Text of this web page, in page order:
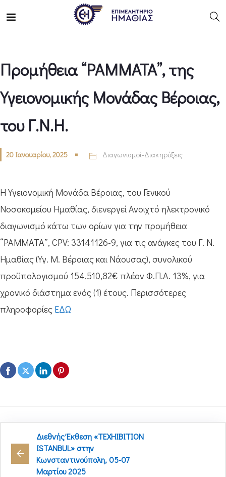
Προμήθεια “ΡΑΜΜΑΤΑ”, της
Υγειονομικής Μονάδας Βέροιας,
του Γ.Ν.Η.
20 Ιανουαρίου, 2025 Διαγωνισμοί-Διακηρύξεις
Η Υγειονομική Μονάδα Βέροιας, του Γενικού
Νοσοκομείου Ημαθίας, διενεργεί Ανοιχτό ηλεκτρονικό
διαγωνισμό κάτω των ορίων για την προμήθεια
“ΡΑΜΜΑΤΑ”, CPV: 33141126-9, για τις ανάγκες του Γ. Ν.
Ημαθίας (Υγ. Μ. Βέροιας και Νάουσας), συνολικού
προϋπολογισμού 154.510,82€ πλέον Φ.Π.Α. 13%, για
χρονικό διάστημα ενός (1) έτους. Περισσότερες
πληροφορίες ΕΔΩ
Διεθνής Έκθεση «TEXHIBITION
ISTANBUL» στην
Κωνσταντινούπολη, 05-07
Μαρτίου 2025